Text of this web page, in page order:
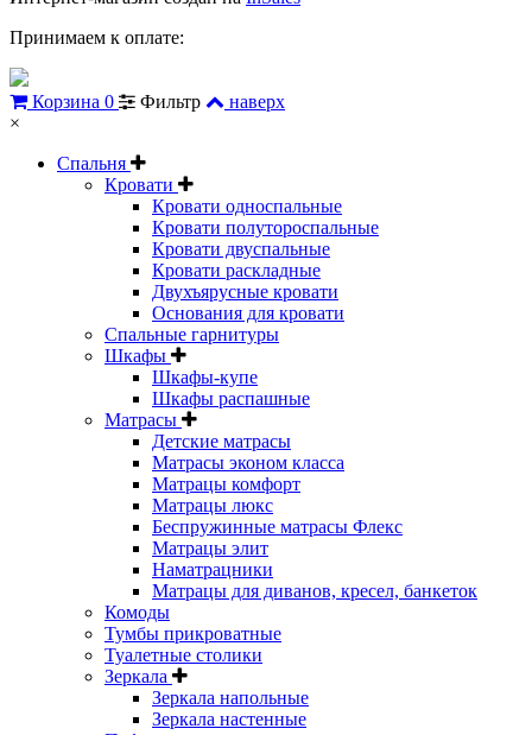
Принимаем к оплате:
Корзина 0 Фильтр
наверх
×
Спальня
Кровати
Кровати односпальные
Кровати полутороспальные
Кровати двуспальные
Кровати раскладные
Двухъярусные кровати
Основания для кровати
Спальные гарнитуры
Шкафы
Шкафы-купе
Шкафы распашные
Матрасы
Детские матрасы
Матрасы эконом класса
Матрацы комфорт
Матрацы люкс
Беспружинные матрасы Флекс
Матрацы элит
Наматрацники
Матрацы для диванов, кресел, банкеток
Комоды
Тумбы прикроватные
Туалетные столики
Зеркала
Зеркала напольные
Зеркала настенные